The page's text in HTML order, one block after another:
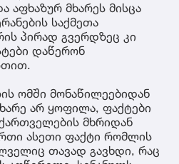
აფხაზურ მხარეს მისცა
საქმეთა
პირად გვერდზეც კი
დაწერონ
ომში მონაწილეებიდან
არ ყოფილა, ფაქტები
მხრიდან
ასეთი ფაქტი რომლის
თავად გავხდი, რაც